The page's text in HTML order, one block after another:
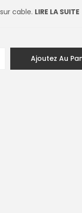
cable. LIRE LA SUITE
Ajoutez Au